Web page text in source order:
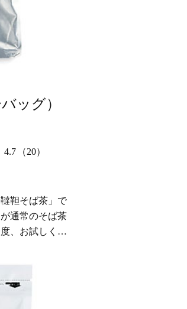
ッグ）
4.7 （20）
靼そば茶」で
通常のそば茶
、お試しくだ